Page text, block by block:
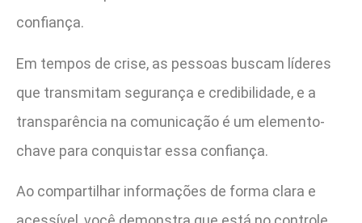
confiança.
Em tempos de crise, as pessoas buscam líderes
que transmitam segurança e credibilidade, e a
transparência na comunicação é um elemento-
chave para conquistar essa confiança.
Ao compartilhar informações de forma clara e